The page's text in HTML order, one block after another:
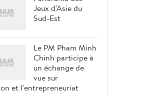
Jeux d'Asie du
Sud-Est
Le PM Pham Minh
Chinh participe à
un échange de
vue sur
et l'entrepreneuriat